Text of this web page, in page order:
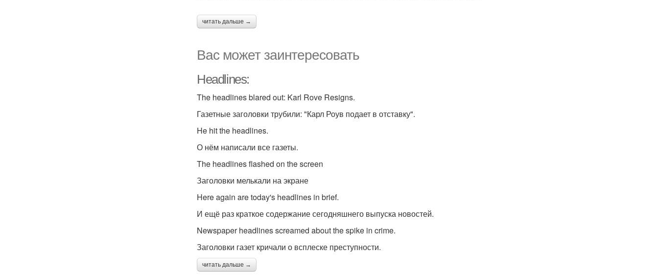
читать дальше →
Вас может заинтересовать
Headlines:
The headlines blared out: Karl Rove Resigns.
Газетные заголовки трубили: "Карл Роув подает в отставку".
He hit the headlines.
О нём написали все газеты.
The headlines flashed on the screen
Заголовки мелькали на экране
Here again are today's headlines in brief.
И ещё раз краткое содержание сегодняшнего выпуска новостей.
Newspaper headlines screamed about the spike in crime.
Заголовки газет кричали о всплеске преступности.
читать дальше →